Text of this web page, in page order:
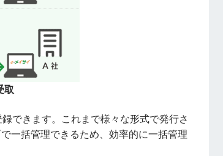
取
できます。これまで様々な形式で発行さ
一括管理できるため、効率的に一括管理